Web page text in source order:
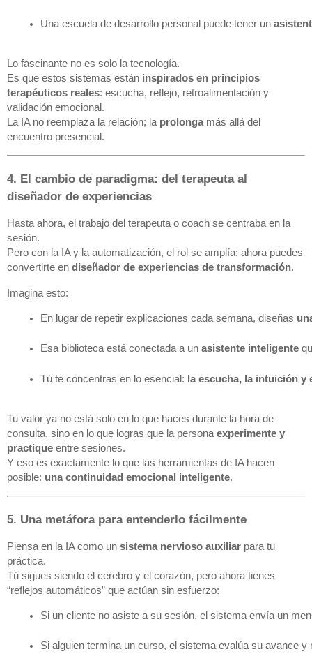
Una escuela de desarrollo personal puede tener un
Lo fascinante no es solo la tecnología.
Es que estos sistemas están inspirados en principios
terapéuticos reales: escucha, reflejo, retroalimentación y
validación emocional.
La IA no reemplaza la relación; la prolonga más allá del
encuentro presencial.
4. El cambio de paradigma: del terapeuta al
diseñador de experiencias
Hasta ahora, el trabajo del terapeuta o coach se centraba en la
sesión.
Pero con la IA y la automatización, el rol se amplía: ahora puedes
convertirte en diseñador de experiencias de transformación.
Imagina esto:
En lugar de repetir explicaciones cada semana, diseñas
Esa biblioteca está conectada a un asistente inteligente
Tú te concentras en lo esencial: la escucha, la intuición y
Tu valor ya no está solo en lo que haces durante la hora de
consulta, sino en lo que logras que la persona experimente y
practique entre sesiones.
Y eso es exactamente lo que las herramientas de IA hacen
posible: una continuidad emocional inteligente.
5. Una metáfora para entenderlo fácilmente
Piensa en la IA como un sistema nervioso auxiliar para tu
práctica.
Tú sigues siendo el cerebro y el corazón, pero ahora tienes
“reflejos automáticos” que actúan sin esfuerzo:
Si un cliente no asiste a su sesión, el sistema envía un
Si alguien termina un curso, el sistema evalúa su avance y